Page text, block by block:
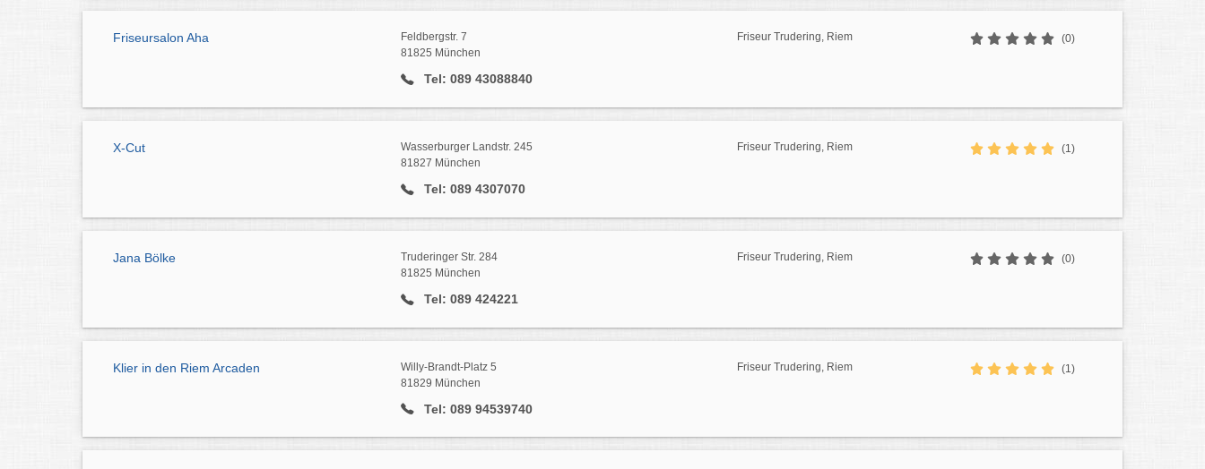
Friseursalon Aha
Feldbergstr. 7
81825 München
Tel: 089 43088840
Friseur Trudering, Riem (0)
X-Cut
Wasserburger Landstr. 245
81827 München
Tel: 089 4307070
Friseur Trudering, Riem (1)
Jana Bölke
Truderinger Str. 284
81825 München
Tel: 089 424221
Friseur Trudering, Riem (0)
Klier in den Riem Arcaden
Willy-Brandt-Platz 5
81829 München
Tel: 089 94539740
Friseur Trudering, Riem (1)